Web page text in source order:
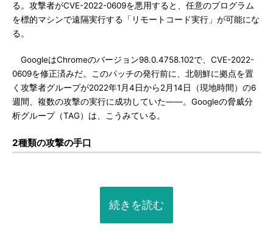
る。攻撃者がCVE-2022-0609を悪用すると、任意のプログラム
を標的マシンで遠隔実行する「リモートコード実行」が可能にな
る。
GoogleはChromeのバージョン98.0.4758.102で、CVE-2022-
0609を修正済みだ。このパッチの発行前に、北朝鮮に拠点を置
く攻撃者グループが2022年1月4日から2月14日（現地時間）の6
週間、複数の攻撃の実行に成功していた――。Googleの脅威分
析グループ（TAG）は、こうみている。
2種類の攻撃の手口
続きを読む